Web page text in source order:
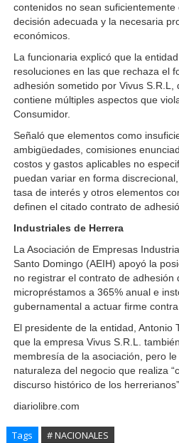
contenidos no sean
decisión adecuada y la necesaria
económicos.
La funcionaria explicó que la
resoluciones en las que rechaza el
adhesión sometido por Vivus S.R.L,
contiene múltiples aspectos que
Consumidor.
Señaló que elementos como
ambigüedades, comisiones
costos y gastos aplicables no
puedan variar en forma
tasa de interés y otros elementos
definen el citado contrato de
Industriales de Herrera
La Asociación de Empresas
Santo Domingo (AEIH) apoyó la
no registrar el contrato de adhesión
micropréstamos a 365% anual e
gubernamental a actuar firme
El presidente de la entidad, Antonio
que la empresa Vivus S.R.L.
membresía de la asociación, pero
naturaleza del negocio que realiza
discurso histórico de los herrerianos”.
diariolibre.com
Tags # NACIONALES